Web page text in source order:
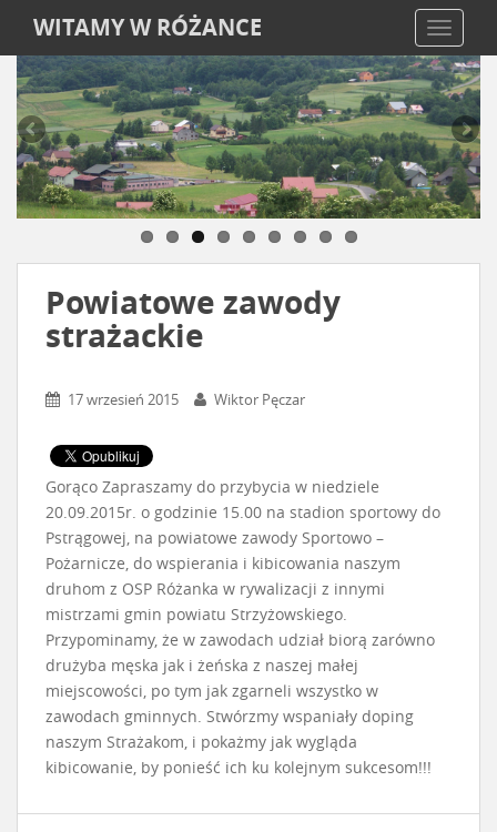
WITAMY W RÓŻANCE
Powiatowe zawody
strażackie
17 wrzesień 2015 Wiktor Pęczar
Gorąco Zapraszamy do przybycia w niedziele
20.09.2015r. o godzinie 15.00 na stadion sportowy do
Pstrągowej, na powiatowe zawody Sportowo –
Pożarnicze, do wspierania i kibicowania naszym
druhom z OSP Różanka w rywalizacji z innymi
mistrzami gmin powiatu Strzyżowskiego.
Przypominamy, że w zawodach udział biorą zarówno
drużyba męska jak i żeńska z naszej małej
miejscowości, po tym jak zgarneli wszystko w
zawodach gminnych. Stwórzmy wspaniały doping
naszym Strażakom, i pokażmy jak wygląda
kibicowanie, by ponieść ich ku kolejnym sukcesom!!!